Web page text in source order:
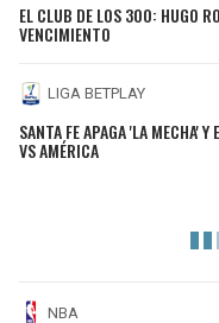
EL CLUB DE LOS 300: HUGO
VENCIMIENTO
LIGA BETPLAY
SANTA FE APAGA 'LA MECHA'
VS AMÉRICA
NBA